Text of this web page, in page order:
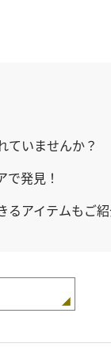
ていませんか？
発見！
るアイテムもご